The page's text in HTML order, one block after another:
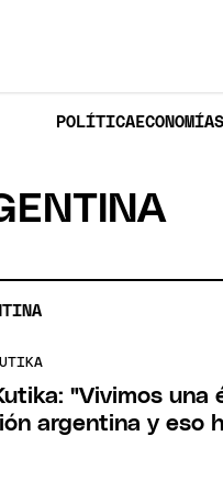
POLÍTICAECONOMÍA
"Vivimos una
argentina y eso